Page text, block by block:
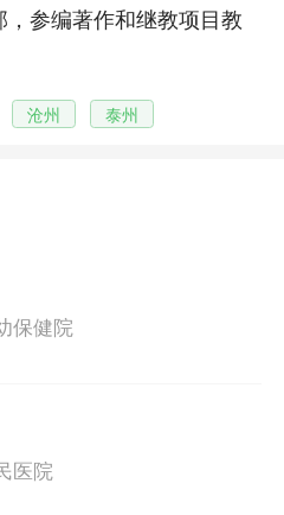
，参编著作和继教项目教
沧州 泰州
保健院
医院